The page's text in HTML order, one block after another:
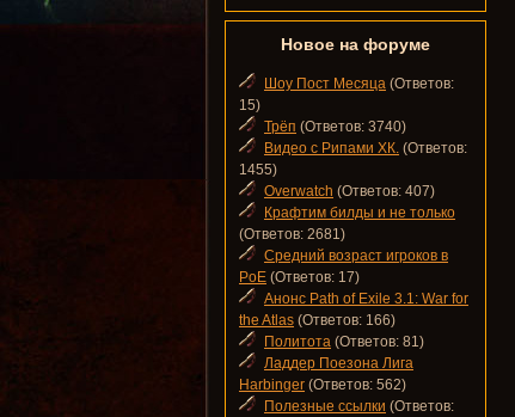
Новое на форуме
Шоу Пост Месяца (Ответов:
15)
Трёп (Ответов: 3740)
Видео с Рипами ХК. (Ответов:
1455)
Overwatch (Ответов: 407)
Крафтим билды и не только
(Ответов: 2681)
Средний возраст игроков в
PoE (Ответов: 17)
Анонс Path of Exile 3.1: War for
the Atlas (Ответов: 166)
Политота (Ответов: 81)
Ладдер Поезона Лига
Harbinger (Ответов: 562)
Полезные ссылки (Ответов: